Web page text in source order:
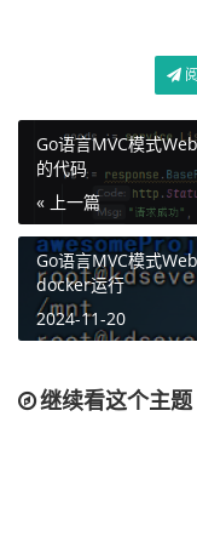
备注：这里的err可
二、编写方法解
然后我们在
方法来解析我们定
validationErrs,
Go语言MVC模式
的代码
« 上一篇
Go语言MVC模式
docker运行
2024-11-20
继续看这个主题